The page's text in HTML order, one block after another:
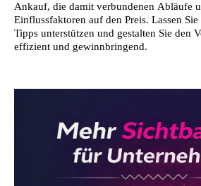
Ankauf, die damit verbundenen Abläufe
Einflussfaktoren auf den Preis. Lassen
Tipps unterstützen und gestalten Sie den
effizient und gewinnbringend.